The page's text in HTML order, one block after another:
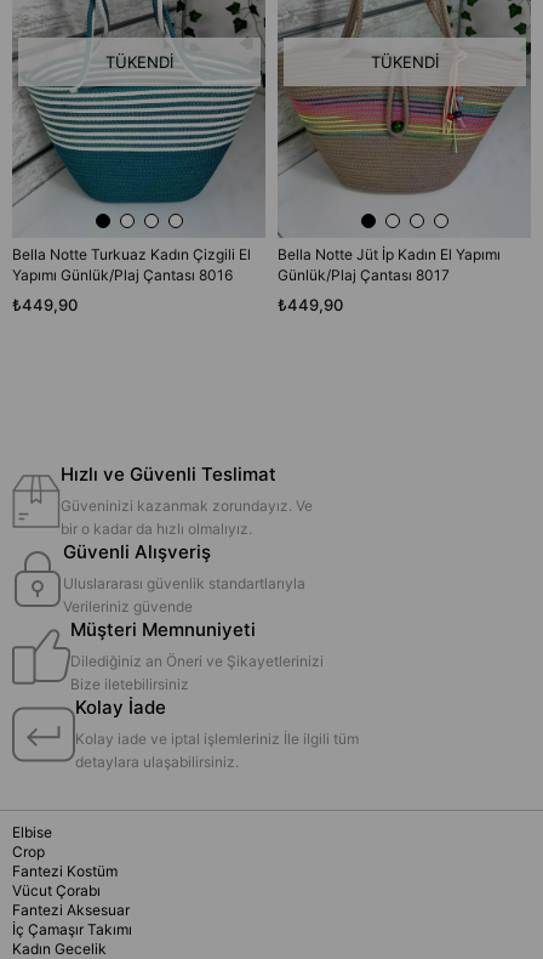
TÜKENDI
Bella Notte Turkuaz Kadın Çizgili El
Yapımı Günlük/Plaj Çantası 8016
₺449,90
TÜKENDI
Bella Notte Jüt İp Kadın El Yapımı
Günlük/Plaj Çantası 8017
₺449,90
Hızlı ve Güvenli Teslimat
Güveninizi kazanmak zorundayız. Ve
bir o kadar da hızlı olmalıyız.
Güvenli Alışveriş
Uluslararası güvenlik standartlarıyla
Verileriniz güvende
Müşteri Memnuniyeti
Dilediğiniz an Öneri ve Şikayetlerinizi
Bize iletebilirsiniz
Kolay İade
Kolay iade ve iptal işlemleriniz İle ilgili tüm
detaylara ulaşabilirsiniz.
Elbise
Crop
Fantezi Kostüm
Vücut Çorabı
Fantezi Aksesuar
İç Çamaşır Takımı
Kadın Gecelik